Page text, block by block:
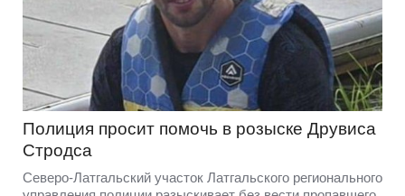
Полиция просит помочь в розыске Друвиса
Стродса
Северо-Латгальский участок Латгальского регионального